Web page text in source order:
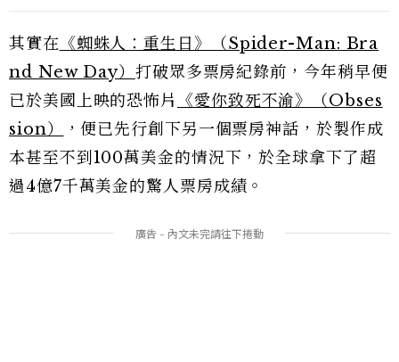
其實在 《蜘蛛人：重生日》（Spider-Man: Bra
nd New Day） 打破眾多票房紀錄前，今年稍早便
已於美國上映的恐怖片 《愛你致死不渝》（Obses
sion）
，便已先行創下另一個票房神話，於製作成
本甚至不到100萬美金的情況下，於全球拿下了超
過4億7千萬美金的驚人票房成績。